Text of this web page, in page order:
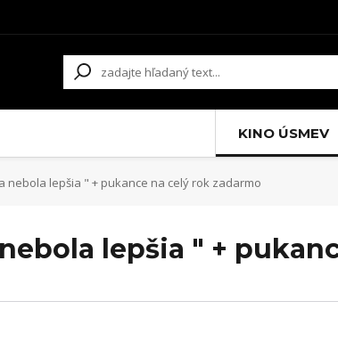
KINO ÚSMEV
nebola lepšia " + pukance na celý rok zadarmo
lepšia " +